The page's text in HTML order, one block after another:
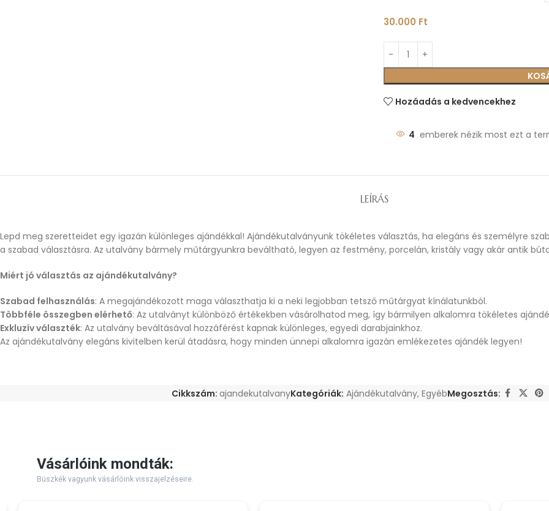
30.000 Ft
Hozáadás a kedvencekhez
4 emberek nézik most ezt a
LEÍRÁS
Lepd meg szeretteidet egy igazán különleges ajándékkal! Ajándékutalványunk tökéletes választás, ha elegáns és személyre
a szabad választásra. Az utalvány bármely műtárgyunkra beváltható, legyen az festmény, porcelán, kristály vagy akár antik
Miért jó választás az ajándékutalvány?
Szabad felhasználás: A megajándékozott maga választhatja ki a neki legjobban tetsző műtárgyat kínálatunkból.
Többféle összegben elérhető: Az utalványt különböző értékekben vásárolhatod meg, így bármilyen alkalomra tökéletes
Exkluzív választék: Az utalvány beváltásával hozzáférést kapnak különleges, egyedi darabjainkhoz.
Az ajándékutalvány elegáns kivitelben kerül átadásra, hogy minden ünnepi alkalomra igazán emlékezetes ajándék legyen!
Cikkszám: ajandekutalvanyKategóriák: Ajándékutalvány, EgyébMegosztás: